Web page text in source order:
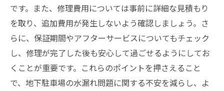
です。また、修理費用については事前に詳細な見積もり
を取り、追加費用が発生しないよう確認しましょう。さ
らに、保証期間やアフターサービスについてもチェック
し、修理が完了した後も安心して過ごせるようにしてお
くことが重要です。これらのポイントを押さえること
で、地下駐車場の水漏れ問題に関する不安を減らし、よ